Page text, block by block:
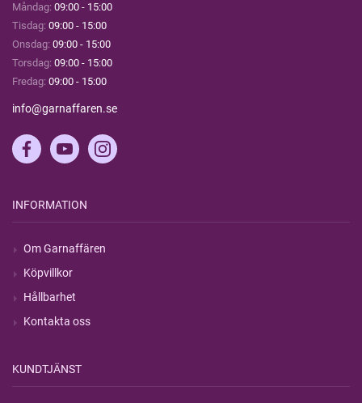
Måndag: 09:00 - 15:00
Tisdag: 09:00 - 15:00
Onsdag: 09:00 - 15:00
Torsdag: 09:00 - 15:00
Fredag: 09:00 - 15:00
info@garnaffaren.se
INFORMATION
Om Garnaffären
Köpvillkor
Hållbarhet
Kontakta oss
KUNDTJÄNST